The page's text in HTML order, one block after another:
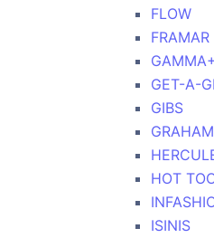
FLOW
FRAMAR
GAMMA+
GET-A-
GIBS
HOT
ISINIS